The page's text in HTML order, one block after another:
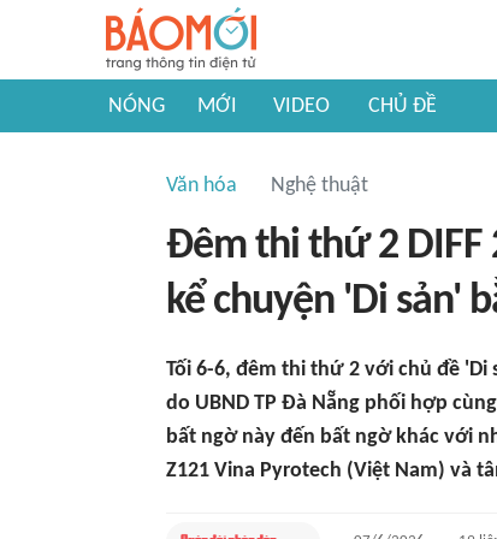
NÓNG MỚI VIDEO CHỦ ĐỀ
Văn hóa Nghệ thuật
Đêm thi thứ 2 DIFF
kể chuyện 'Di sản'
Tối 6-6, đêm thi thứ 2 với chủ đề 'Di
do UBND TP Đà Nẵng phối hợp
bất ngờ này đến bất ngờ khác với
Z121 Vina Pyrotech (Việt Nam) và